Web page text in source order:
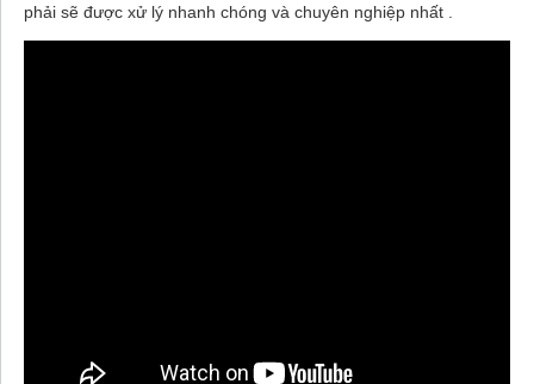
phải sẽ được xử lý nhanh chóng và chuyên nghiệp nhất .